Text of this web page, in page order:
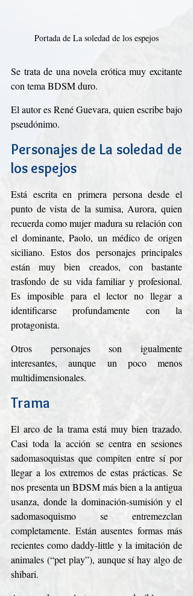
Portada de La soledad de los espejos
Se trata de una novela erótica muy excitante
con tema BDSM duro.
El autor es René Guevara, quien escribe bajo
pseudónimo.
Personajes de La soledad de
los espejos
Está escrita en primera persona desde el
punto de vista de la sumisa, Aurora, quien
recuerda como mujer madura su relación con
el dominante, Paolo, un médico de origen
siciliano. Estos dos personajes principales
están muy bien creados, con bastante
trasfondo de su vida familiar y profesional.
Es imposible para el lector no llegar a
identificarse profundamente con la
protagonista.
Otros personajes son igualmente
interesantes, aunque un poco menos
multidimensionales.
Trama
El arco de la trama está muy bien trazado.
Casi toda la acción se centra en sesiones
sadomasoquistas que compiten entre sí por
llegar a los extremos de estas prácticas. Se
nos presenta un BDSM más bien a la antigua
usanza, donde la dominación-sumisión y el
sadomasoquismo se entremezclan
completamente. Están ausentes formas más
recientes como daddy-little y la imitación de
animales (“pet play”), aunque sí hay algo de
shibari.